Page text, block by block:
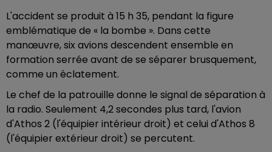
L'accident se produit à 15 h 35, pendant la figure
emblématique de « la bombe ». Dans cette
manœuvre, six avions descendent ensemble en
formation serrée avant de se séparer brusquement,
comme un éclatement.
Le chef de la patrouille donne le signal de séparation à
la radio. Seulement 4,2 secondes plus tard, l'avion
d'Athos 2 (l'équipier intérieur droit) et celui d'Athos 8
(l'équipier extérieur droit) se percutent.